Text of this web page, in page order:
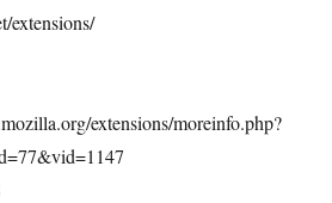
extensions/
extensions/moreinfo.php?